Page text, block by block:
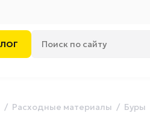
Расходные материалы Буры